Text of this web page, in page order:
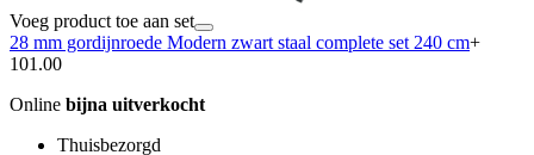
Voeg product toe aan set
28 mm gordijnroede Modern zwart staal complete set 240 cm+
101.00
Online bijna uitverkocht
Thuisbezorgd